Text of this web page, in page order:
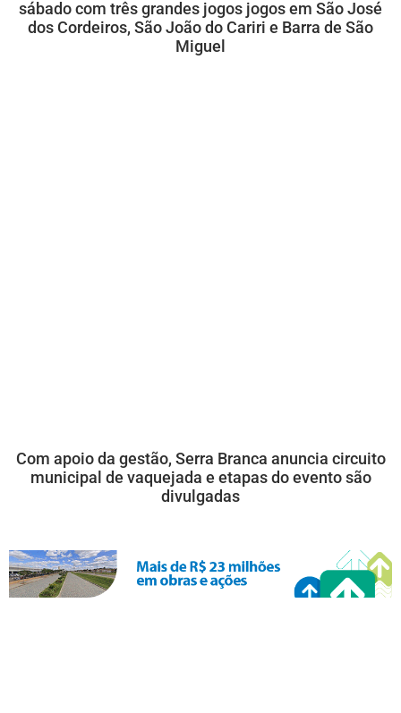
sábado com três grandes jogos jogos em São José
dos Cordeiros, São João do Cariri e Barra de São
Miguel
Com apoio da gestão, Serra Branca anuncia circuito
municipal de vaquejada e etapas do evento são
divulgadas